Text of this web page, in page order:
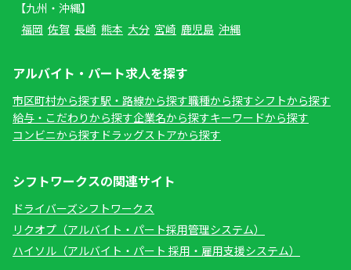
【九州・沖縄】
福岡 佐賀 長崎 熊本 大分 宮崎 鹿児島 沖縄
アルバイト・パート求人を探す
市区町村から探す駅・路線から探す職種から探すシフトから探す
給与・こだわりから探す企業名から探すキーワードから探す
コンビニから探す ドラッグストアから探す
シフトワークスの関連サイト
ドライバーズシフトワークス
リクオプ（アルバイト・パート採用管理システム）
ハイソル（アルバイト・パート 採用・雇用支援システム）